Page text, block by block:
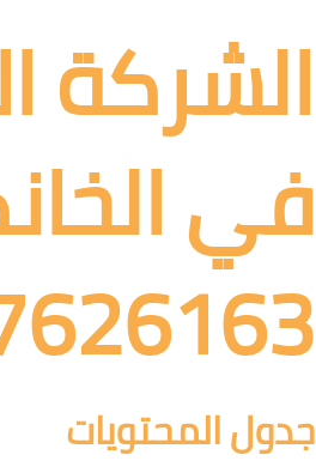
الشركة
في
جدول المحتويات